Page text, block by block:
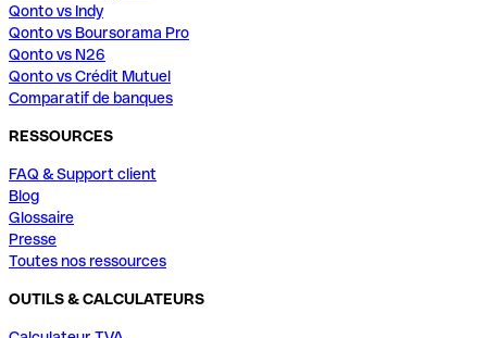
Qonto vs Indy
Qonto vs Boursorama Pro
Qonto vs N26
Qonto vs Crédit Mutuel
Comparatif de banques
RESSOURCES
FAQ & Support client
Blog
Glossaire
Presse
Toutes nos ressources
OUTILS & CALCULATEURS